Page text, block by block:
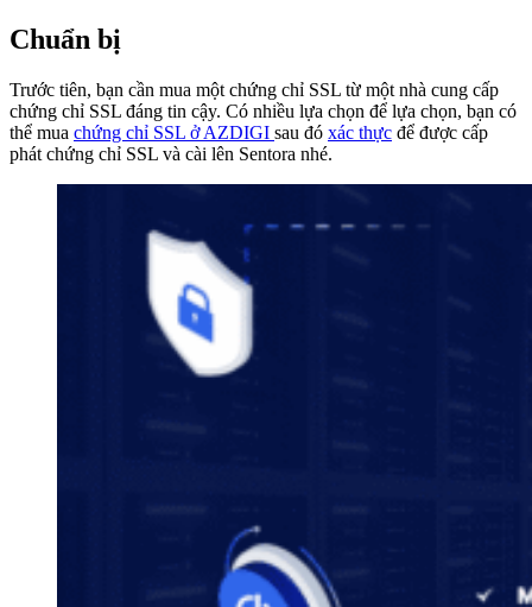
Chuẩn bị
Trước tiên, bạn cần mua một chứng chỉ SSL từ một nhà cung cấp
chứng chỉ SSL đáng tin cậy. Có nhiều lựa chọn để lựa chọn, bạn có
thể mua chứng chỉ SSL ở AZDIGI sau đó xác thực để được cấp
phát chứng chỉ SSL và cài lên Sentora nhé.